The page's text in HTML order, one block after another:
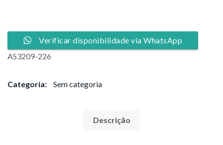
Verificar disponibilidade via WhatsApp
AS3209-226
Categoria: Sem categoria
Descrição